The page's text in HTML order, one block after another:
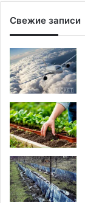
Свежие записи